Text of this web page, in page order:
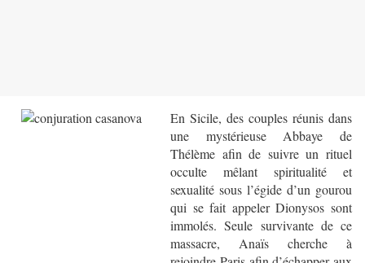
En Sicile, des couples réunis dans
une mystérieuse Abbaye de
Thélème afin de suivre un rituel
occulte mêlant spiritualité et
sexualité sous l’égide d’un gourou
qui se fait appeler Dionysos sont
immolés. Seule survivante de ce
massacre, Anaïs cherche à